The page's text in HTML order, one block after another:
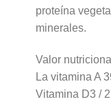
proteína
minerales.
Valor
La vitamina A
Vitamina D3 /